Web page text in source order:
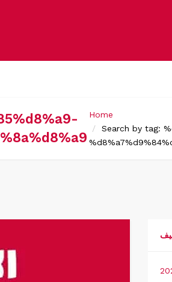
Home
Search by tag: